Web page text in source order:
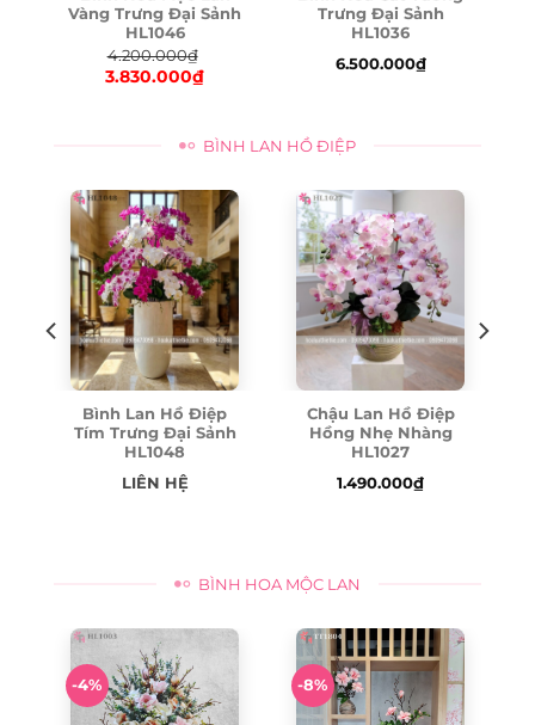
Vàng Trưng Đại Sảnh
HL1046
4.200.000₫
Original
4.200.000₫.
3.830.000₫
Current
3.830.000₫.
Trưng Đại Sảnh
HL1036
6.500.000₫
BÌNH LAN HỒ ĐIỆP
Bình Lan Hồ Điệp
Tím Trưng Đại Sảnh
HL1048
LIÊN HỆ
Chậu Lan Hồ Điệp
Hồng Nhẹ Nhàng
HL1027
1.490.000₫
BÌNH HOA MỘC LAN
-4% -8%